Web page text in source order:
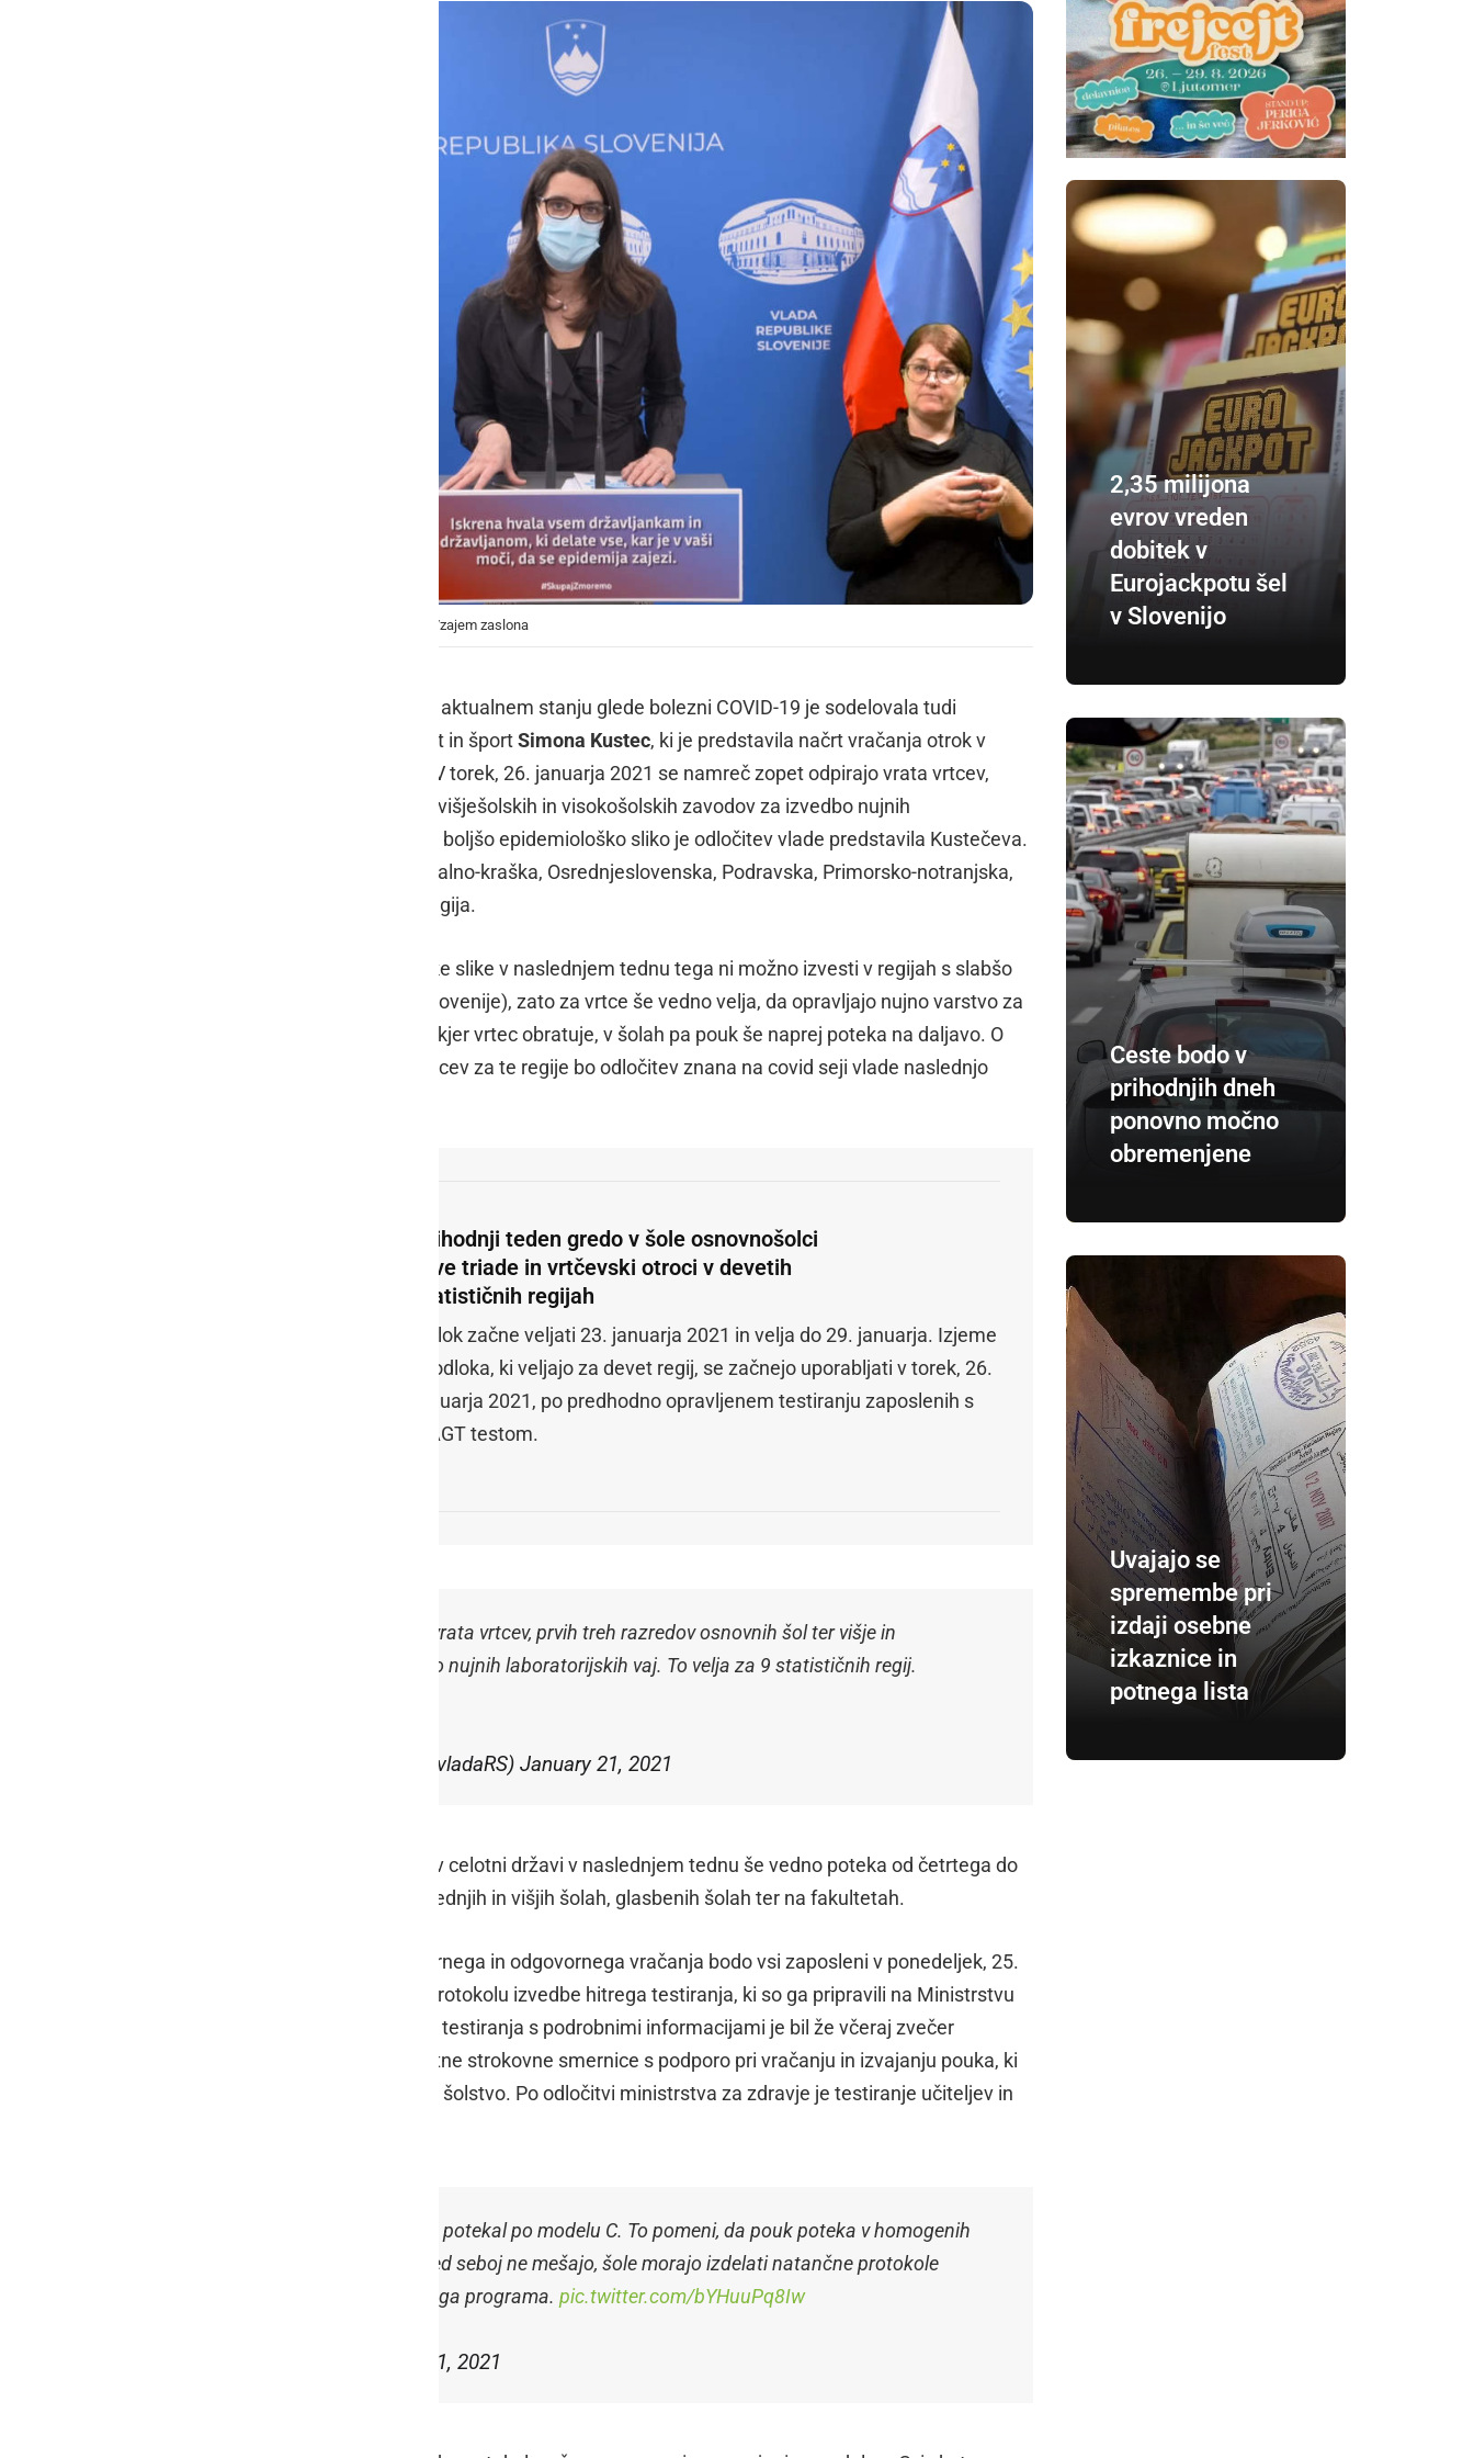
Simona Kustec, foto: Urad vlade za komuniciranje/zajem zaslona
Na današnji novinarski konferenci o aktualnem stanju glede bolezni COVID-19 je sodelovala tudi
ministrica za izobraževanje, znanost in športSimona Kustec, ki je predstavila načrt vračanja otrok v
vrtce in vračanje prve triade v šole. V torek, 26. januarja 2021 se namreč zopet odpirajo vrata vrtcev,
prvih treh razredov osnovnih šol ter višješolskih in visokošolskih zavodov za izvedbo nujnih
laboratorijskih vaj in sicer v regijah z boljšo epidemiološko sliko je odločitev vlade predstavila Kustečeva.
Te regije so: Gorenjska, Koroška, Obalno-kraška, Osrednjeslovenska, Podravska, Primorsko-notranjska,
Zasavska, Pomurska in Savinjska regija.
Zaradi še vedno slabe epidemiološke slike v naslednjem tednu tega ni možno izvesti v regijah s slabšo
sliko (Posavski, Goriški in regiji JV Slovenije), zato za vrtce še vedno velja, da opravljajo nujno varstvo za
otroke, če tako oceni župan občine, kjer vrtec obratuje, v šolah pa pouk še naprej poteka na daljavo. O
začetku pouka in polnem odprtju vrtcev za te regije bo odločitev znana na covid seji vlade naslednjo
Prihodnji teden gredo v šole osnovnošolci
prve triade in vrtčevski otroci v devetih
statističnih regijah
Odlok začne veljati 23. januarja 2021 in velja do 29. januarja. Izjeme
iz odloka, ki veljajo za devet regij, se začnejo uporabljati v torek, 26.
januarja 2021, po predhodno opravljenem testiranju zaposlenih s
HAGT testom.
: V torek se odpirajo vrata vrtcev, prvih treh razredov osnovnih šol ter višje in
visokošolskih zavodov za izvedbo nujnih laboratorijskih vaj. To velja za 9 statističnih regij.
— Vlada Republike Slovenije (@vladaRS) January 21, 2021
Prav tako izobraževanje na daljavo v celotni državi v naslednjem tednu še vedno poteka od četrtega do
devetega razreda osnovnih šol, v srednjih in višjih šolah, glasbenih šolah ter na fakultetah.
Za pomemben dodaten element varnega in odgovornega vračanja bodo vsi zaposleni v ponedeljek, 25.
januarja opravili hitro testiranje po protokolu izvedbe hitrega testiranja, ki so ga pripravili na Ministrstvu
za zdravje. Protokol izvedbe hitrega testiranja s podrobnimi informacijami je bil že včeraj zvečer
posredovan prav tako kot tudi dodatne strokovne smernice s podporo pri vračanju in izvajanju pouka, ki
so jih za šole pripravili na Zavodu za šolstvo. Po odločitvi ministrstva za zdravje je testiranje učiteljev in
: Pouk v prvi triadi bo potekal po modelu C. To pomeni, da pouk poteka v homogenih
skupinah, skupine učencev se med seboj ne mešajo, šole morajo izdelati natančne protokole
izvajanja obveznega in razširjenega programa. pic.twitter.com/bYHuuPq8Iw
January 21, 2021
2,35 milijona
evrov vreden
dobitek v
Eurojackpotu šel
v Slovenijo
Ceste bodo v
prihodnjih dneh
ponovno močno
obremenjene
Uvajajo se
spremembe pri
izdaji osebne
izkaznice in
potnega lista